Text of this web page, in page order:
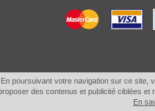
En poursuivant votre navigation sur ce site,
des contenus et publicité ciblées et
En